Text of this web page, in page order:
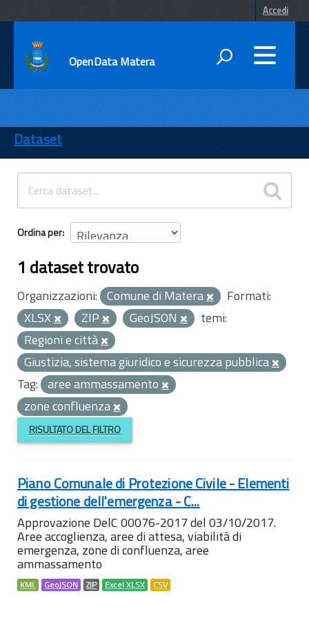
Accedi
OpenData Matera
ENTI
TEMI
INFORMAZIONI
Dataset
Ordina per
1 dataset trovato
Organizzazioni: Comune di Matera
Formati:
XLSX
ZIP GeoJSON
temi:
Regioni e città
Giustizia, sistema giuridico e sicurezza pubblica
Tag: aree ammassamento
zone confluenza
RISULTATO DEL FILTRO
Piano Comunale di Protezione Civile - Elementi
di gestione dell'emergenza - C...
Approvazione DelC 00076-2017 del 03/10/2017.
Aree accoglienza, aree di attesa, viabilità di
emergenza, zone di confluenza, aree
ammassamento
KML GeoJSON ZIP Excel XLSX CSV